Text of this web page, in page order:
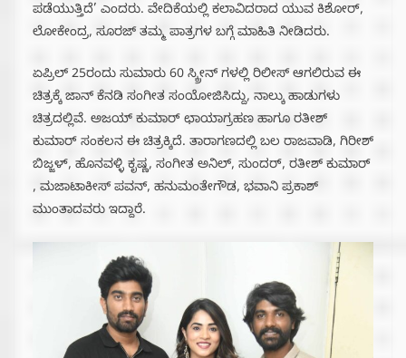
ಪಡೆಯುತ್ತಿದೆ’ ಎಂದರು. ವೇದಿಕೆಯಲ್ಲಿ ಕಲಾವಿದರಾದ ಯುವ ಕಿಶೋರ್,
ಲೋಕೇಂದ್ರ, ಸೂರಜ್ ತಮ್ಮ ಪಾತ್ರಗಳ ಬಗ್ಗೆ ಮಾಹಿತಿ ನೀಡಿದರು.
ಏಪ್ರಿಲ್ 25ರಂದು ಸುಮಾರು 60 ಸ್ಕ್ರೀನ್ ಗಳಲ್ಲಿ ರಿಲೀಸ್ ಆಗಲಿರುವ ಈ
ಚಿತ್ರಕ್ಕೆ ಜಾನ್ ಕೆನಡಿ ಸಂಗೀತ ಸಂಯೋಜಿಸಿದ್ದು, ನಾಲ್ಕು ಹಾಡುಗಳು
ಚಿತ್ರದಲ್ಲಿವೆ. ಅಜಯ್ ಕುಮಾರ್ ಛಾಯಾಗ್ರಹಣ ಹಾಗೂ ರತೀಶ್
ಕುಮಾರ್ ಸಂಕಲನ ಈ ಚಿತ್ರಕ್ಕಿದೆ. ತಾರಾಗಣದಲ್ಲಿ ಬಲ ರಾಜವಾಡಿ, ಗಿರೀಶ್
ಬಿಜ್ಜಳ್, ಹೊನವಳ್ಳಿ ಕೃಷ್ಣ, ಸಂಗೀತ ಅನಿಲ್, ಸುಂದರ್, ರತೀಶ್ ಕುಮಾರ್
, ಮಜಾಟಾಕೀಸ್ ಪವನ್, ಹನುಮಂತೇಗೌಡ, ಭವಾನಿ ಪ್ರಕಾಶ್
ಮುಂತಾದವರು ಇದ್ದಾರೆ.